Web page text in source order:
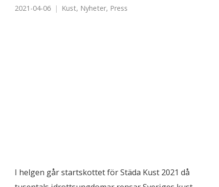
2021-04-06 Kust, Nyheter, Press
I helgen går startskottet för Städa Kust 2021 då